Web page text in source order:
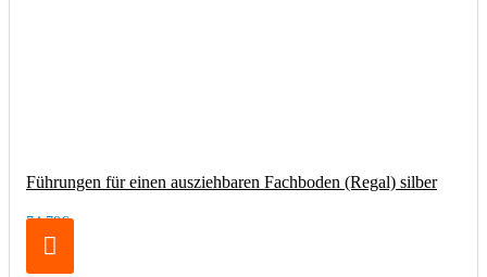
Führungen für einen ausziehbaren Fachboden (Regal) silber
74,79€